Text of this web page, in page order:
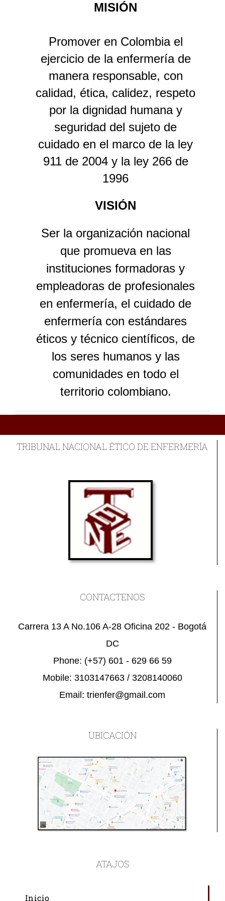
MISIÓN
Promover en Colombia el
ejercicio de la enfermería de
manera responsable, con
calidad, ética, calidez, respeto
por la dignidad humana y
seguridad del sujeto de
cuidado en el marco de la ley
911 de 2004 y la ley 266 de
1996
VISIÓN
Ser la organización nacional
que promueva en las
instituciones formadoras y
empleadoras de profesionales
en enfermería, el cuidado de
enfermería con estándares
éticos y técnico científicos, de
los seres humanos y las
comunidades en todo el
territorio colombiano.
TRIBUNAL NACIONAL ÉTICO DE ENFERMERÍA
CONTACTENOS
Carrera 13 A No.106 A-28 Oficina 202 - Bogotá
DC
Phone: (+57) 601 - 629 66 59
Mobile: 3103147663 / 3208140060
Email: trienfer@gmail.com
UBICACIÓN
ATAJOS
Inicio